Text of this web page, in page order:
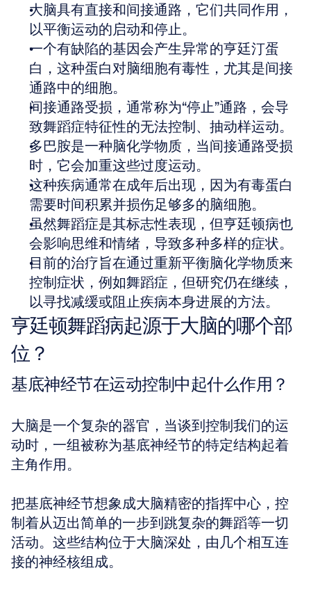
大脑具有直接和间接通路，它们共同作用，
以平衡运动的启动和停止。
一个有缺陷的基因会产生异常的亨廷汀蛋
白，这种蛋白对脑细胞有毒性，尤其是间接
通路中的细胞。
间接通路受损，通常称为“停止”通路，会导
致舞蹈症特征性的无法控制、抽动样运动。
多巴胺是一种脑化学物质，当间接通路受损
时，它会加重这些过度运动。
这种疾病通常在成年后出现，因为有毒蛋白
需要时间积累并损伤足够多的脑细胞。
虽然舞蹈症是其标志性表现，但亨廷顿病也
会影响思维和情绪，导致多种多样的症状。
目前的治疗旨在通过重新平衡脑化学物质来
控制症状，例如舞蹈症，但研究仍在继续，
以寻找减缓或阻止疾病本身进展的方法。
亨廷顿舞蹈病起源于大脑的哪个部
位？
基底神经节在运动控制中起什么作用？
大脑是一个复杂的器官，当谈到控制我们的运
动时，一组被称为基底神经节的特定结构起着
主角作用。
把基底神经节想象成大脑精密的指挥中心，控
制着从迈出简单的一步到跳复杂的舞蹈等一切
活动。这些结构位于大脑深处，由几个相互连
接的神经核组成。